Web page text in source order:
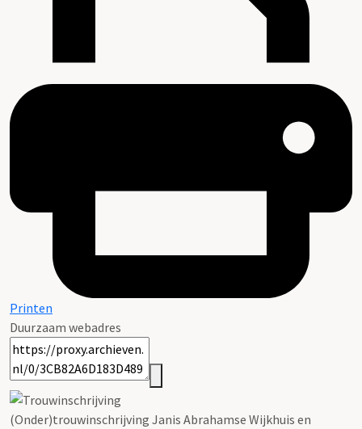
Printen
Duurzaam webadres
(Onder)trouwinschrijving Janis Abrahamse Wijkhuis en